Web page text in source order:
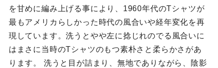
を甘めに編み上げる事により、1960年代のTシャツが
最もアメリカらしかった時代の風合いや経年変化を再
現しています。洗うとやや左に捻じれのでる風合いに
はまさに当時のTシャツのもつ素朴さと柔らかさがあ
ります。 洗うと目が詰まり、無地でありながら、陰影